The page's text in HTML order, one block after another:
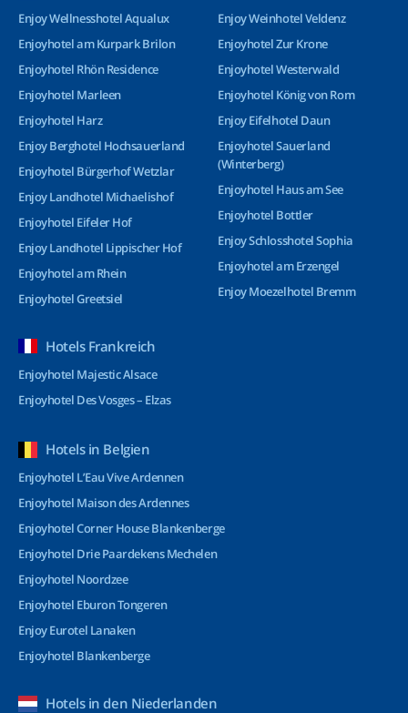
Enjoy Wellnesshotel Aqualux
Enjoyhotel am Kurpark Brilon
Enjoyhotel Rhön Residence
Enjoyhotel Marleen
Enjoyhotel Harz
Enjoy Berghotel Hochsauerland
Enjoyhotel Bürgerhof Wetzlar
Enjoy Landhotel Michaelishof
Enjoyhotel Eifeler Hof
Enjoy Landhotel Lippischer Hof
Enjoyhotel am Rhein
Enjoyhotel Greetsiel
Enjoy Weinhotel Veldenz
Enjoyhotel Zur Krone
Enjoyhotel Westerwald
Enjoyhotel König von Rom
Enjoy Eifelhotel Daun
Enjoyhotel Sauerland
(Winterberg)
Enjoyhotel Haus am See
Enjoyhotel Bottler
Enjoy Schlosshotel Sophia
Enjoyhotel am Erzengel
Enjoy Moezelhotel Bremm
Hotels Frankreich
Enjoyhotel Majestic Alsace
Enjoyhotel Des Vosges – Elzas
Hotels in Belgien
Enjoyhotel L’Eau Vive Ardennen
Enjoyhotel Maison des Ardennes
Enjoyhotel Corner House Blankenberge
Enjoyhotel Drie Paardekens Mechelen
Enjoyhotel Noordzee
Enjoyhotel Eburon Tongeren
Enjoy Eurotel Lanaken
Enjoyhotel Blankenberge
Hotels in den Niederlanden